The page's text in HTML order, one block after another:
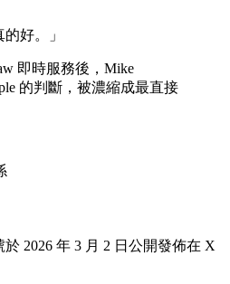
好。」
即時服務後，Mike
的判斷，被濃縮成最直接
於 2026 年 3 月 2 日公開發佈在 X